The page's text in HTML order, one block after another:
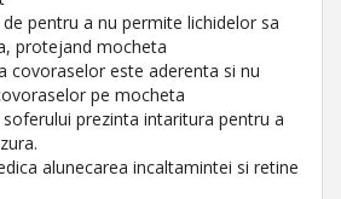
pentru a nu permite lichidelor sa
protejand mocheta
covoraselor este aderenta si nu
pe mocheta
prezinta intaritura pentru a
alunecarea incaltamintei si retine